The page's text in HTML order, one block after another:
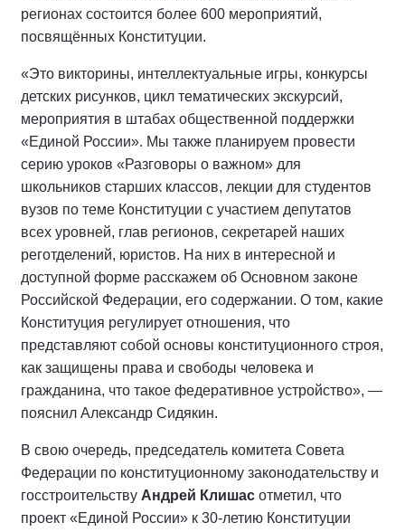
регионах состоится более 600 мероприятий,
посвящённых Конституции.
«Это викторины, интеллектуальные игры, конкурсы
детских рисунков, цикл тематических экскурсий,
мероприятия в штабах общественной поддержки
«Единой России». Мы также планируем провести
серию уроков «Разговоры о важном» для
школьников старших классов, лекции для студентов
вузов по теме Конституции с участием депутатов
всех уровней, глав регионов, секретарей наших
реготделений, юристов. На них в интересной и
доступной форме расскажем об Основном законе
Российской Федерации, его содержании. О том, какие
Конституция регулирует отношения, что
представляют собой основы конституционного строя,
как защищены права и свободы человека и
гражданина, что такое федеративное устройство», —
пояснил Александр Сидякин.
В свою очередь, председатель комитета Совета
Федерации по конституционному законодательству и
госстроительству Андрей Клишас отметил, что
проект «Единой России» к 30-летию Конституции